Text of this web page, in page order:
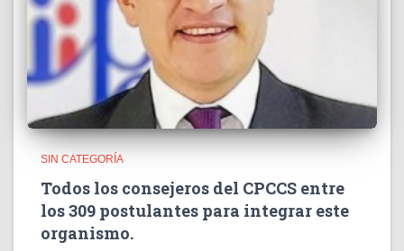
SIN CATEGORÍA
Todos los consejeros del CPCCS entre
los 309 postulantes para integrar este
organismo.